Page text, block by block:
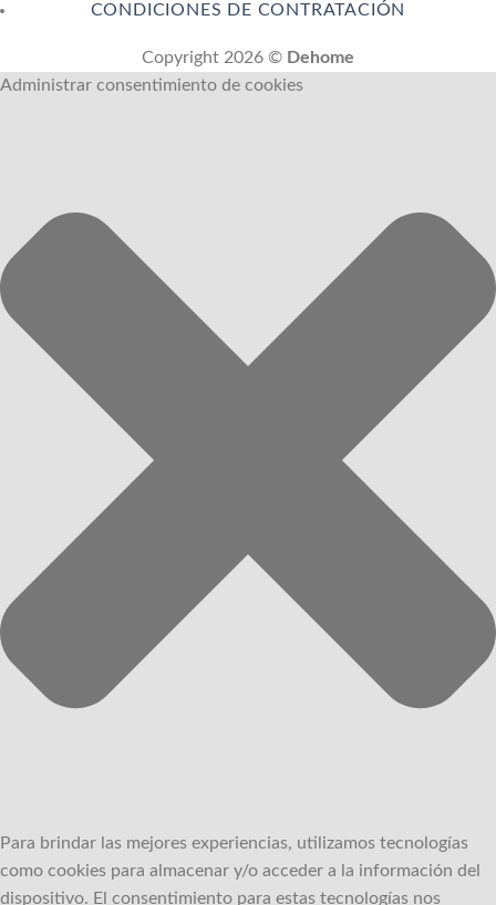
CONDICIONES DE CONTRATACIÓN
Copyright 2026 © Dehome
Administrar consentimiento de cookies
Para brindar las mejores experiencias, utilizamos tecnologías
como cookies para almacenar y/o acceder a la información del
dispositivo. El consentimiento para estas tecnologías nos